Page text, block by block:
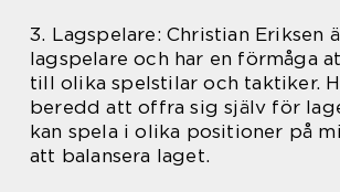
3. Lagspelare: Christian Eriksen
lagspelare och har en förmåga
till olika spelstilar och taktiker.
beredd att offra sig själv för
kan spela i olika positioner på
att balansera laget.